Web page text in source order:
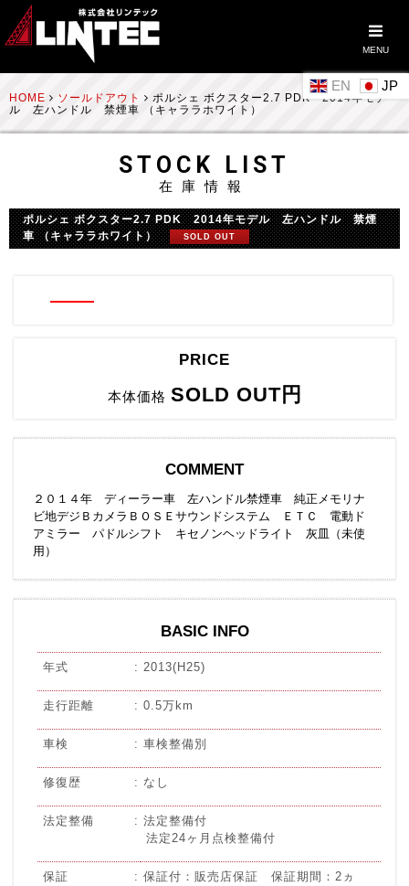
MENU
EN
HOME ソールドアウト
ポルシェ ボクスター2.7 PDK 2014年モデ
ル 左ハンドル 禁煙車 （キャララホワイト）
STOCK LIST
在庫情報
ポルシェ ボクスター2.7 PDK 2014年モデル 左ハンドル 禁煙
車 （キャララホワイト）
SOLD OUT
PRICE
本体価格 SOLD OUT円
COMMENT
２０１４年 ディーラー車 左ハンドル禁煙車 純正メモリナ
ビ地デジＢカメラＢＯＳＥサウンドシステム ＥＴＣ 電動ド
アミラー パドルシフト キセノンヘッドライト 灰皿（未使
用）
BASIC INFO
年式 2013(H25)
走行距離 0.5万km
車検 車検整備別
修復歴 なし
法定整備
法定整備付
法定24ヶ月点検整備付
保証
保証付：販売店保証 保証期間：2ヵ